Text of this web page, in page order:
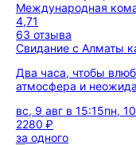
Международная
4,71
63 отзыва
Свидание с Алматы
Два часа, чтобы
атмосфера и
вс, 9 авг в 15:15пн,
2280 ₽
за одного